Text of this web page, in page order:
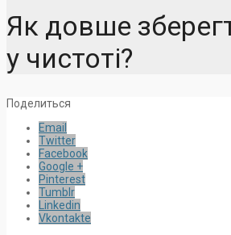
Як довше
у чистоті?
Поделиться
Email
Twitter
Facebook
Google +
Pinterest
Tumblr
Linkedin
Vkontakte